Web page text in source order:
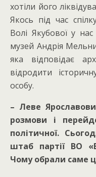
хотіли його
Якось під час
Волі Якубової у
музей Андрія
яка відповідає
відродити
особу.
– Леве
розмови і
політичної.
штаб партії ВО
Чому обрали саме